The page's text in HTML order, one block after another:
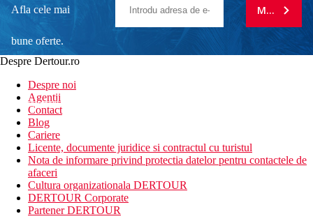
Afla cele mai
bune oferte.
newsletter!
MA
Despre Dertour.ro
Despre noi
Agentii
Contact
Blog
Cariere
Licente, documente juridice si contractul cu turistul
Nota de informare privind protectia datelor pentru contactele de
afaceri
Cultura organizationala DERTOUR
DERTOUR Corporate
Partener DERTOUR